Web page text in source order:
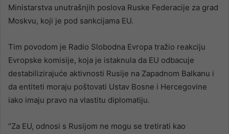
Ministarstva unutrašnjih poslova Ruske Federacije za grad
Moskvu, koji je pod sankcijama EU.
Tim povodom je Radio Slobodna Evropa tražio reakciju
Evropske komisije, koja je istaknula da EU odbacuje
destabilizirajuće aktivnosti Rusije na Zapadnom Balkanu i
da entiteti moraju poštovati Ustav Bosne i Hercegovine
iako imaju pravo na vlastitu diplomatiju.
“Za EU, odnosi s Rusijom ne mogu se tretirati kao